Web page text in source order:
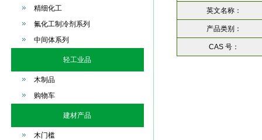
精细化工
氟化工制冷剂系列
中间体系列
轻工业品
木制品
购物车
建材产品
木门槛
英文名称：
产品类别：
CAS 号：